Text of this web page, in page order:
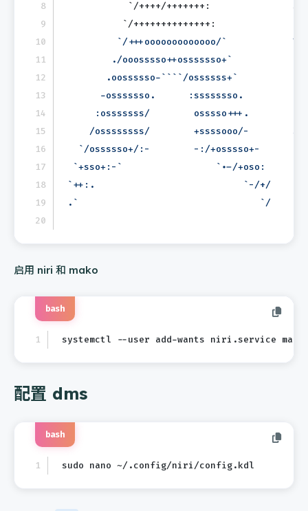
`/++++/+++++++:
`/++++++++++++++:
`/+++ooooooooooooo/`
./ooosssso++osssssso+`
.oossssso-````/ossssss+`
-osssssso.      :ssssssso.
:osssssss/        osssso+++.
/ossssssss/        +ssssooo/-
`/ossssso+/:-        -:/+osssso+-
`+sso+:-`                 `.-/+oso:     Local
`++:.                           `-/+/    Battery
.`                                 `/    Locale:
启用 niri 和 mako
systemctl --user add-wants niri.service
bash
配置 dms
sudo nano ~/.config/niri/config.kdl
bash